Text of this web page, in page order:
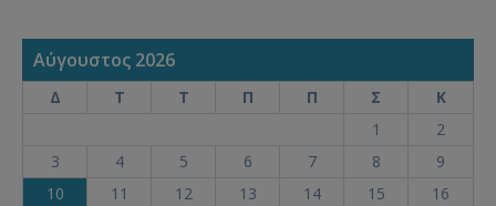
Αύγουστος 2026
Δ Τ Τ Π Π Σ
Κ
1
2
3
4 5 6 7 8
9
10
11 12 13 14 15
16